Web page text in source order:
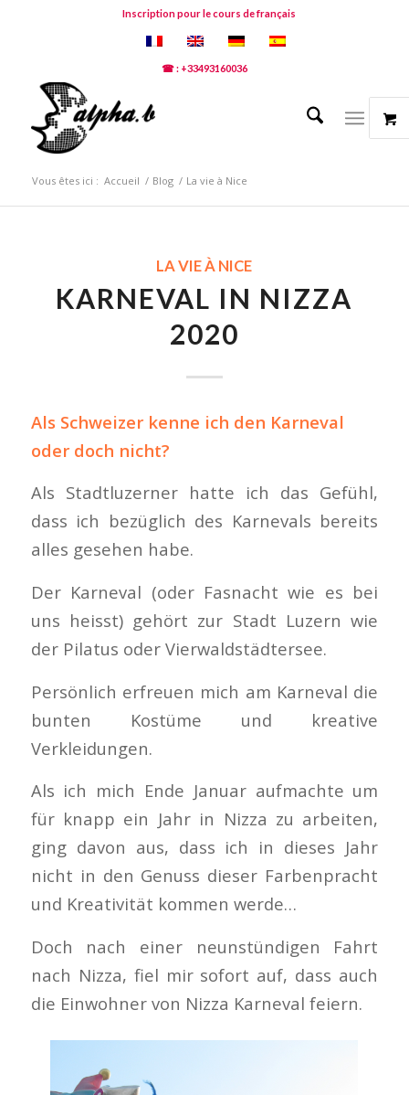
Inscription pour le cours de français
☎ : +33493160036
Vous êtes ici : Accueil / Blog / La vie à Nice
LA VIE À NICE
KARNEVAL IN NIZZA
2020
Als Schweizer kenne ich den Karneval
oder doch nicht?
Als Stadtluzerner hatte ich das Gefühl,
dass ich bezüglich des Karnevals bereits
alles gesehen habe.
Der Karneval (oder Fasnacht wie es bei
uns heisst) gehört zur Stadt Luzern wie
der Pilatus oder Vierwaldstädtersee.
Persönlich erfreuen mich am Karneval die
bunten Kostüme und kreative
Verkleidungen.
Als ich mich Ende Januar aufmachte um
für knapp ein Jahr in Nizza zu arbeiten,
ging davon aus, dass ich in dieses Jahr
nicht in den Genuss dieser Farbenpracht
und Kreativität kommen werde…
Doch nach einer neunstündigen Fahrt
nach Nizza, fiel mir sofort auf, dass auch
die Einwohner von Nizza Karneval feiern.